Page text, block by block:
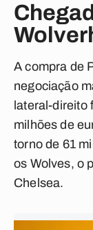
A compra de
negociação
lateral-direito
milhões de
torno de 61
os Wolves, o
Chelsea.